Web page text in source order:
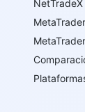
NetTradeX